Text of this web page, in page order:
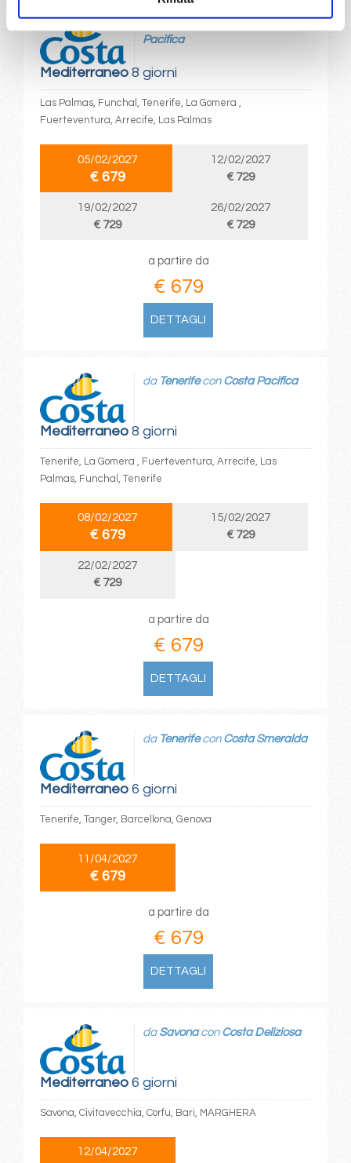
Mediterraneo8 giorni
daLas PalmasconCosta
Pacifica
Las Palmas, Funchal, Tenerife, La Gomera ,
Fuerteventura, Arrecife, Las Palmas
05/02/2027
€ 679
12/02/2027
€ 729
19/02/2027
€ 729
26/02/2027
€ 729
a partire da
€ 679
DETTAGLI
Mediterraneo8 giorni
da Tenerifecon Costa Pacifica
Tenerife, La Gomera , Fuerteventura, Arrecife, Las
Palmas, Funchal, Tenerife
08/02/2027
€ 679
15/02/2027
€ 729
22/02/2027
€ 729
a partire da
€ 679
DETTAGLI
Mediterraneo6 giorni
da Tenerifecon Costa Smeralda
Tenerife, Tanger, Barcellona, Genova
11/04/2027
€ 679
a partire da
€ 679
DETTAGLI
Mediterraneo6 giorni
da Savonacon Costa Deliziosa
Savona, Civitavecchia, Corfu, Bari, MARGHERA
12/04/2027